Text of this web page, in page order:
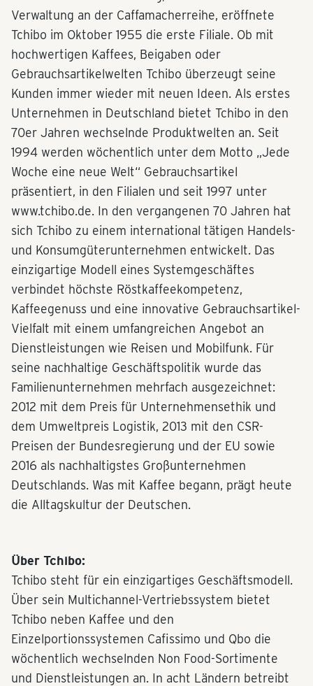
Verwaltung an der Caffamacherreihe, eröffnete
Tchibo im Oktober 1955 die erste Filiale. Ob mit
hochwertigen Kaffees, Beigaben oder
Gebrauchsartikelwelten Tchibo überzeugt seine
Kunden immer wieder mit neuen Ideen. Als erstes
Unternehmen in Deutschland bietet Tchibo in den
70er Jahren wechselnde Produktwelten an. Seit
1994 werden wöchentlich unter dem Motto „Jede
Woche eine neue Welt“ Gebrauchsartikel
präsentiert, in den Filialen und seit 1997 unter
www.tchibo.de. In den vergangenen 70 Jahren hat
sich Tchibo zu einem international tätigen Handels-
und Konsumgüterunternehmen entwickelt. Das
einzigartige Modell eines Systemgeschäftes
verbindet höchste Röstkaffeekompetenz,
Kaffeegenuss und eine innovative Gebrauchsartikel-
Vielfalt mit einem umfangreichen Angebot an
Dienstleistungen wie Reisen und Mobilfunk. Für
seine nachhaltige Geschäftspolitik wurde das
Familienunternehmen mehrfach ausgezeichnet:
2012 mit dem Preis für Unternehmensethik und
dem Umweltpreis Logistik, 2013 mit den CSR-
Preisen der Bundesregierung und der EU sowie
2016 als nachhaltigstes Großunternehmen
Deutschlands. Was mit Kaffee begann, prägt heute
die Alltagskultur der Deutschen.
Über Tchibo:
Tchibo steht für ein einzigartiges Geschäftsmodell.
Über sein Multichannel-Vertriebssystem bietet
Tchibo neben Kaffee und den
Einzelportionssystemen Cafissimo und Qbo die
wöchentlich wechselnden Non Food-Sortimente
und Dienstleistungen an. In acht Ländern betreibt